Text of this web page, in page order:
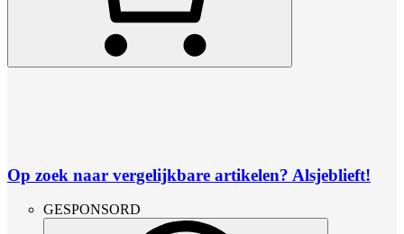
Op zoek naar vergelijkbare artikelen? Alsjeblieft!
GESPONSORD